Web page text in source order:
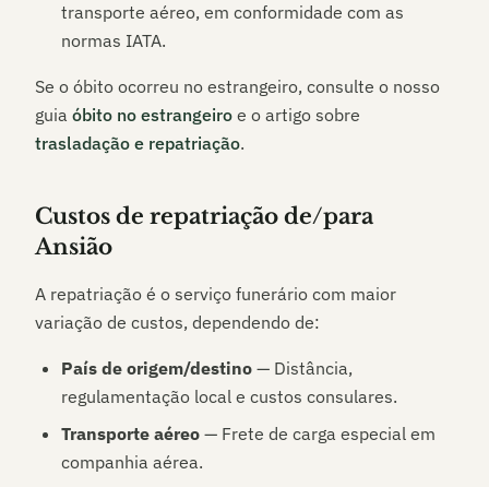
transporte aéreo, em conformidade com as
normas IATA.
Se o óbito ocorreu no estrangeiro, consulte o nosso
guia óbito no estrangeiro e o artigo sobre
trasladação e repatriação.
Custos de repatriação de/para
Ansião
A repatriação é o serviço funerário com maior
variação de custos, dependendo de:
País de origem/destino — Distância,
regulamentação local e custos consulares.
Transporte aéreo — Frete de carga especial em
companhia aérea.